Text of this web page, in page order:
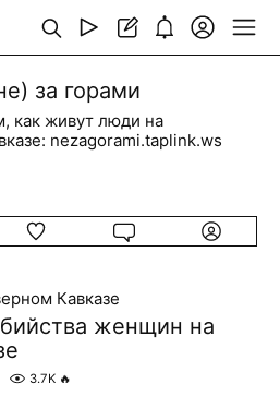
за горами
как живут люди на
nezagorami.taplink.ws
Кавказе
женщин на
3.7K 🔥